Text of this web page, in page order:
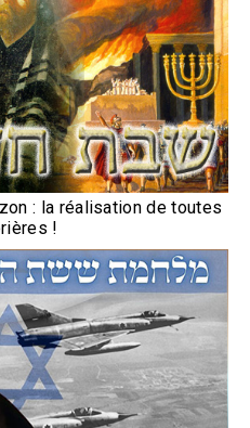
: la réalisation de toutes
!